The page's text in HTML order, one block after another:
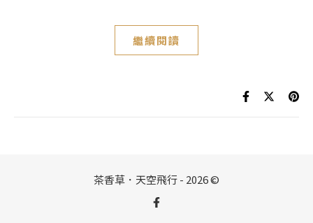
繼續閱讀
茶香草．天空飛行 - 2026 ©